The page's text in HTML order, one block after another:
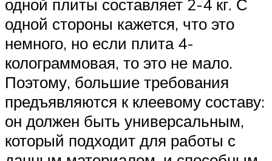
одной плиты составляет 2-4 кг. С
одной стороны кажется, что это
немного, но если плита 4-
колограммовая, то это не мало.
Поэтому, большие требования
предъявляются к клеевому составу:
он должен быть универсальным,
который подходит для работы с